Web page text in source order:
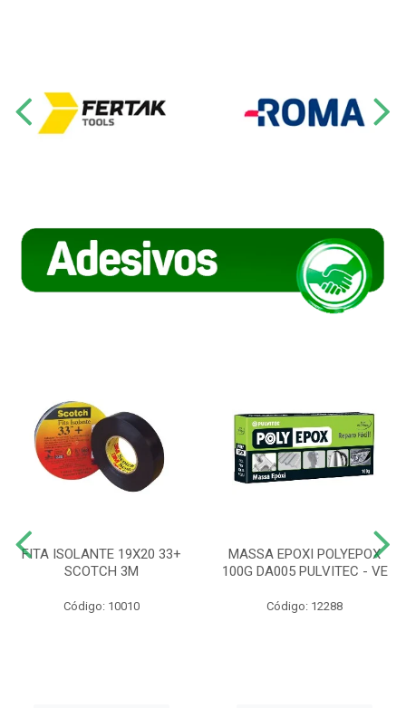
FITA ISOLANTE 19X20 33+
SCOTCH 3M
Código: 10010
MASSA EPOXI POLYEPOX
100G DA005 PULVITEC - VE
Código: 12288